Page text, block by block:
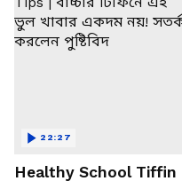
Healthy School Tiffin
22:27